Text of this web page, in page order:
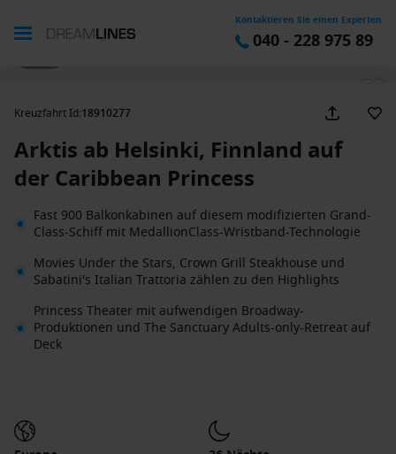
Kontaktieren Sie einen Experten
040 - 228 975 89
Kreuzfahrt Id:18910277
Arktis ab Helsinki, Finnland auf
der Caribbean Princess
Fast 900 Balkonkabinen auf diesem modifizierten Grand-
Class-Schiff mit MedallionClass-Wristband-Technologie
Movies Under the Stars, Crown Grill Steakhouse und
Sabatini's Italian Trattoria zählen zu den Highlights
Princess Theater mit aufwendigen Broadway-
Produktionen und The Sanctuary Adults-only-Retreat auf
Deck